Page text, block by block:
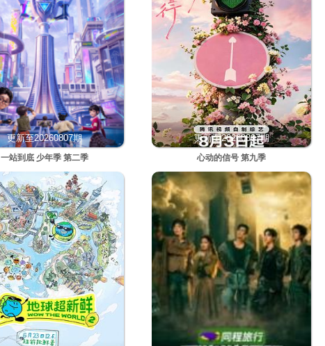
更新至20260807期
一站到底 少年季 第二季
更新至20260807期
心动的信号 第九季